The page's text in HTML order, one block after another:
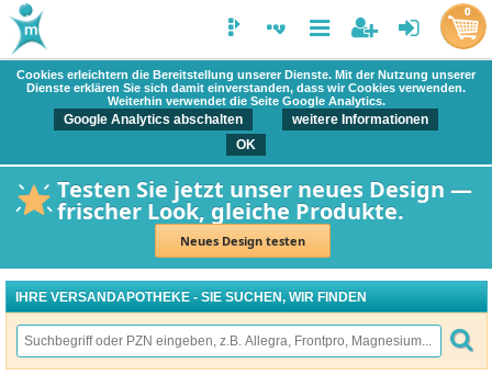
Cookies erleichtern die Bereitstellung unserer Dienste. Mit der Nutzung unserer
Dienste erklären Sie sich damit einverstanden, dass wir Cookies verwenden.
Weiterhin verwendet die Seite Google Analytics.
Google Analytics abschalten
weitere Informationen
OK
Testen Sie jetzt unser neues Design —
frischer Look, gleiche Produkte.
Neues Design testen
0
IHRE VERSANDAPOTHEKE - SIE SUCHEN, WIR FINDEN